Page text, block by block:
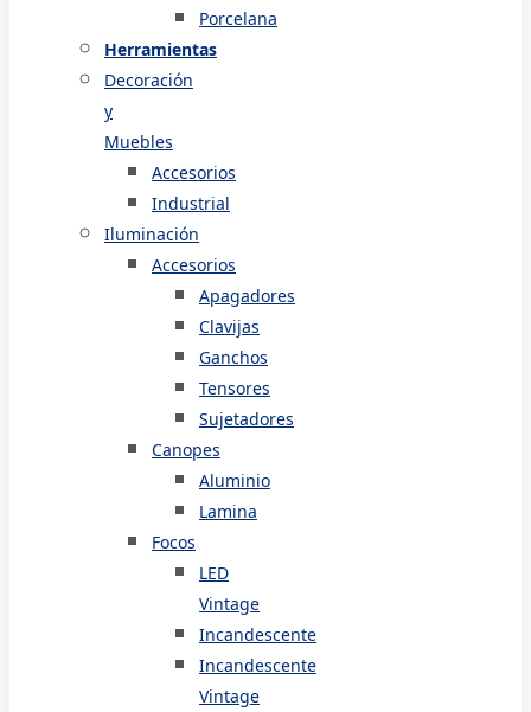
Porcelana
Herramientas
Decoración
y
Muebles
Accesorios
Industrial
Iluminación
Accesorios
Apagadores
Clavijas
Ganchos
Tensores
Sujetadores
Canopes
Aluminio
Lamina
Focos
LED
Vintage
Incandescente
Incandescente
Vintage